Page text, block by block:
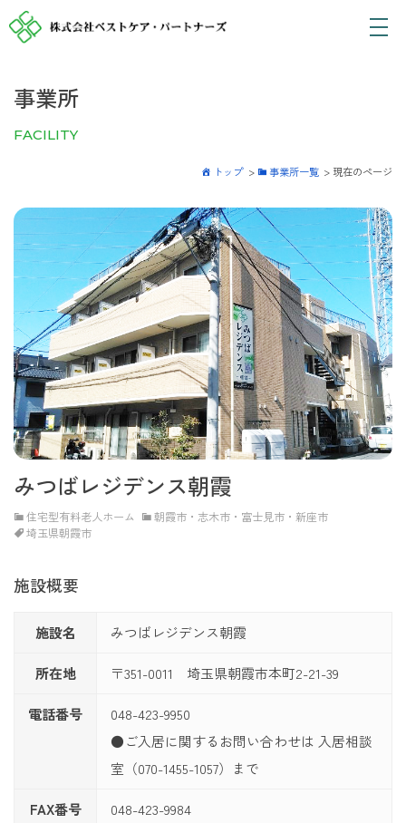
事業所
FACILITY
トップ > 事業所一覧 > 現在のページ
みつばレジデンス朝霞
住宅型有料老人ホーム
朝霞市・志木市・富士見市・新座市
埼玉県朝霞市
施設概要
施設名 みつばレジデンス朝霞
所在地 〒351-0011 埼玉県朝霞市本町2-21-39
電話番号
048-423-9950
●ご入居に関するお問い合わせは 入居相談
室（070-1455-1057）まで
FAX番号 048-423-9984